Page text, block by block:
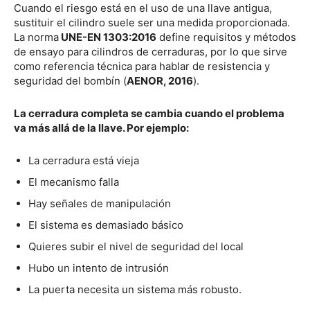
Cuando el riesgo está en el uso de una llave antigua,
sustituir el cilindro suele ser una medida proporcionada.
La norma UNE-EN 1303:2016 define requisitos y métodos
de ensayo para cilindros de cerraduras, por lo que sirve
como referencia técnica para hablar de resistencia y
seguridad del bombín (AENOR, 2016).
La cerradura completa se cambia cuando el problema
va más allá de la llave. Por ejemplo:
La cerradura está vieja
El mecanismo falla
Hay señales de manipulación
El sistema es demasiado básico
Quieres subir el nivel de seguridad del local
Hubo un intento de intrusión
La puerta necesita un sistema más robusto.